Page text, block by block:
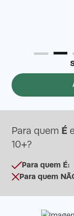
Para quem É
10+?
Para quem É:
Para quem